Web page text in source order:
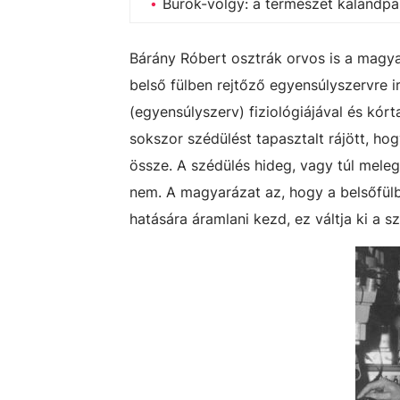
Burok-völgy: a természet
Bárány Róbert osztrák orvos is a
belső fülben rejtőző egyensúlyszervre
(egyensúlyszerv) fiziológiájával és
sokszor szédülést tapasztalt rájött,
össze. A szédülés hideg, vagy túl
nem. A magyarázat az, hogy a
hatására áramlani kezd, ez váltja ki a